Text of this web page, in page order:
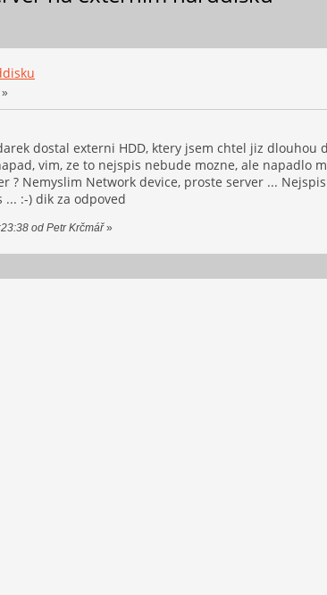
dostal externi HDD, ktery jsem chtel jiz dlouhou
vim, ze to nejspis nebude mozne, ale napadlo
? Nemyslim Network device, proste server ...
... :-) dik za odpoved
od Petr Krčmář»